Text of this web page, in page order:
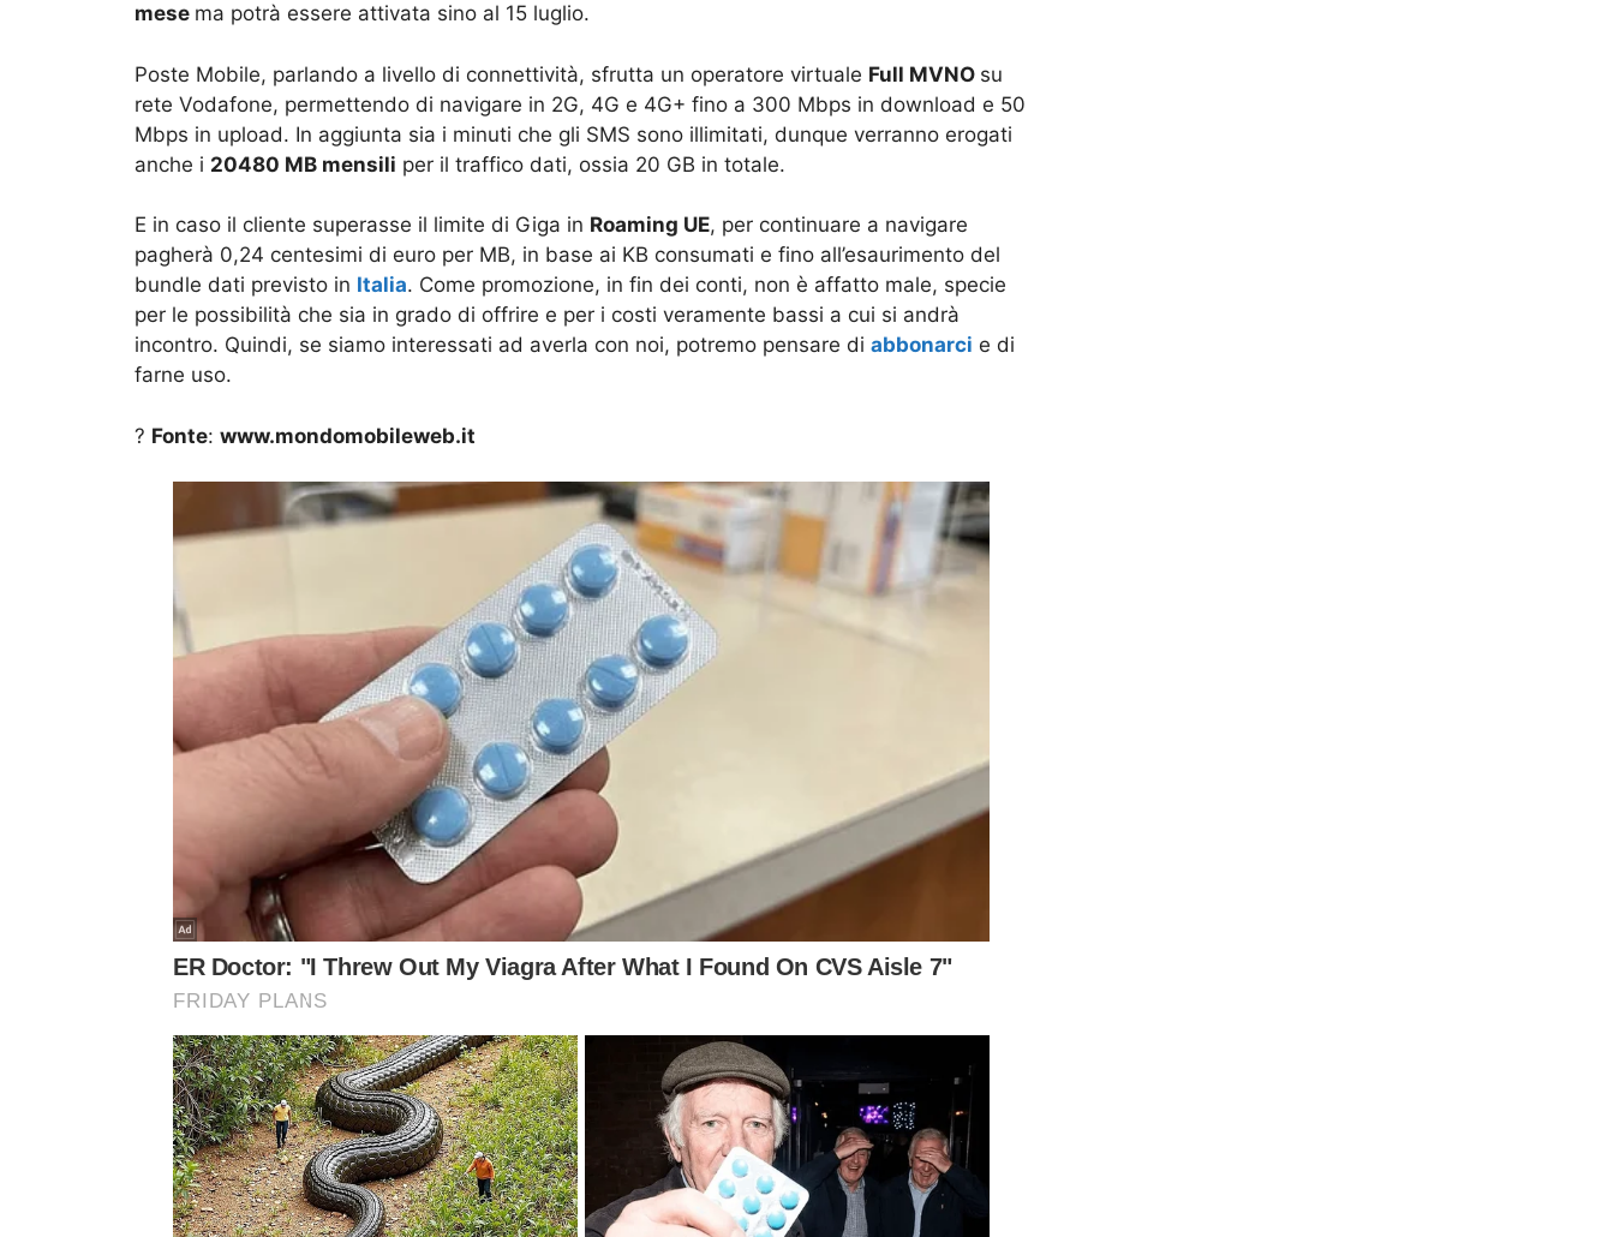
mese ma potrà essere attivata sino al 15 luglio.
Poste Mobile, parlando a livello di connettività, sfrutta un operatore virtuale Full MVNO su
rete Vodafone, permettendo di navigare in 2G, 4G e 4G+ fino a 300 Mbps in download e 50
Mbps in upload. In aggiunta sia i minuti che gli SMS sono illimitati, dunque verranno erogati
anche i 20480 MB mensili per il traffico dati, ossia 20 GB in totale.
E in caso il cliente superasse il limite di Giga in Roaming UE, per continuare a navigare
pagherà 0,24 centesimi di euro per MB, in base ai KB consumati e fino all’esaurimento del
bundle dati previsto in Italia. Come promozione, in fin dei conti, non è affatto male, specie
per le possibilità che sia in grado di offrire e per i costi veramente bassi a cui si andrà
incontro. Quindi, se siamo interessati ad averla con noi, potremo pensare di abbonarci e di
farne uso.
? Fonte: www.mondomobileweb.it